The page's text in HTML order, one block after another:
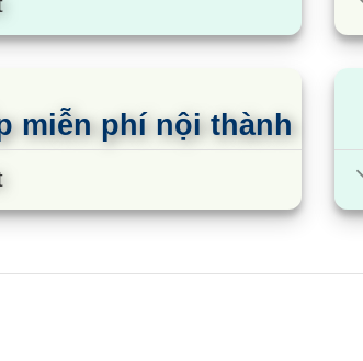
khử mùi hiệu quả
loại vi sinh vật, nấm mốc vẫn có khả
không khí được luân chuyển
giúp thực phẩm tươi ngon lâu hơn,
miễn phí nội thành